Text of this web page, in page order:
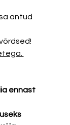
antud
ennast